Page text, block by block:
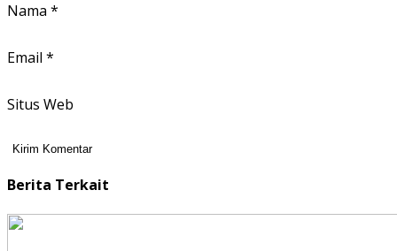
Nama *
Email *
Situs Web
Berita Terkait